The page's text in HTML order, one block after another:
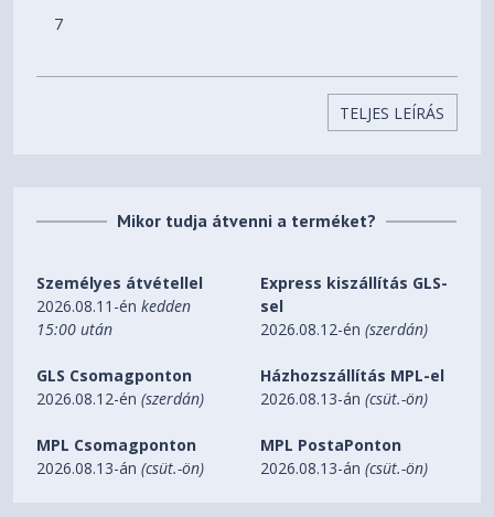
7
Front interface
Audio Combo Jack, Power button
Total fan mounts
6x 120 mm or 5x 140 mm + 1x 120 mm
3x 120 mm, 3x 140 mm (3 x 140 mm Momentum
Included)
TELJES LEÍRÁS
Mikor tudja átvenni a terméket?
Személyes átvétellel
2026.08.11-énkedden
15:00 után
Express kiszállítás GLS-
sel
2026.08.12-én(szerdán)
GLS Csomagponton
2026.08.12-én(szerdán)
Házhozszállítás MPL-el
2026.08.13-án(csüt.-ön)
MPL Csomagponton
2026.08.13-án(csüt.-ön)
MPL PostaPonton
2026.08.13-án(csüt.-ön)